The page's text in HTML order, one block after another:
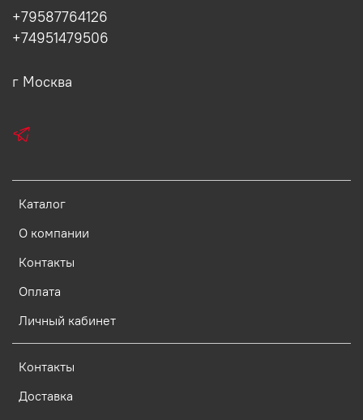
Каталог
О компании
Контакты
Оплата
Личный кабинет
Контакты
Доставка
+79587764126
+74951479506
г Москва